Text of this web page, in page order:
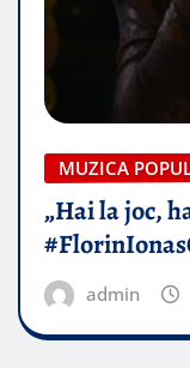
MUZICA
„Hai la joc,
admin